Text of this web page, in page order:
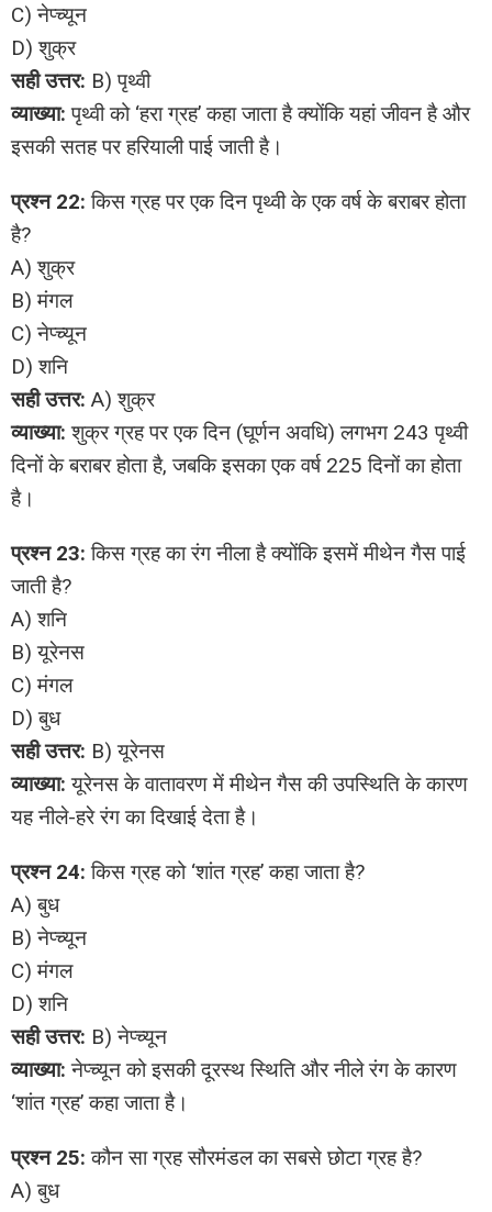
C) नेप्च्यून
D) शुक्र
सही उत्तर: B) पृथ्वी
व्याख्या: पृथ्वी को ‘हरा ग्रह’ कहा जाता है क्योंकि यहां जीवन है और
इसकी सतह पर हरियाली पाई जाती है।
प्रश्न 22: किस ग्रह पर एक दिन पृथ्वी के एक वर्ष के बराबर होता
है?
A) शुक्र
B) मंगल
C) नेप्च्यून
D) शनि
सही उत्तर: A) शुक्र
व्याख्या: शुक्र ग्रह पर एक दिन (घूर्णन अवधि) लगभग 243 पृथ्वी
दिनों के बराबर होता है, जबकि इसका एक वर्ष 225 दिनों का होता
है।
प्रश्न 23: किस ग्रह का रंग नीला है क्योंकि इसमें मीथेन गैस पाई
जाती है?
A) शनि
B) यूरेनस
C) मंगल
D) बुध
सही उत्तर: B) यूरेनस
व्याख्या: यूरेनस के वातावरण में मीथेन गैस की उपस्थिति के कारण
यह नीले-हरे रंग का दिखाई देता है।
प्रश्न 24: किस ग्रह को ‘शांत ग्रह’ कहा जाता है?
A) बुध
B) नेप्च्यून
C) मंगल
D) शनि
सही उत्तर: B) नेप्च्यून
व्याख्या: नेप्च्यून को इसकी दूरस्थ स्थिति और नीले रंग के कारण
‘शांत ग्रह’ कहा जाता है।
प्रश्न 25: कौन सा ग्रह सौरमंडल का सबसे छोटा ग्रह है?
A) बुध